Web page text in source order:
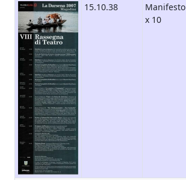
15.10.38
Manifesto
x 10